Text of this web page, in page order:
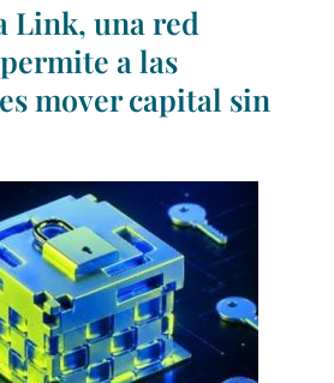
Link, una red
a las
mover capital sin